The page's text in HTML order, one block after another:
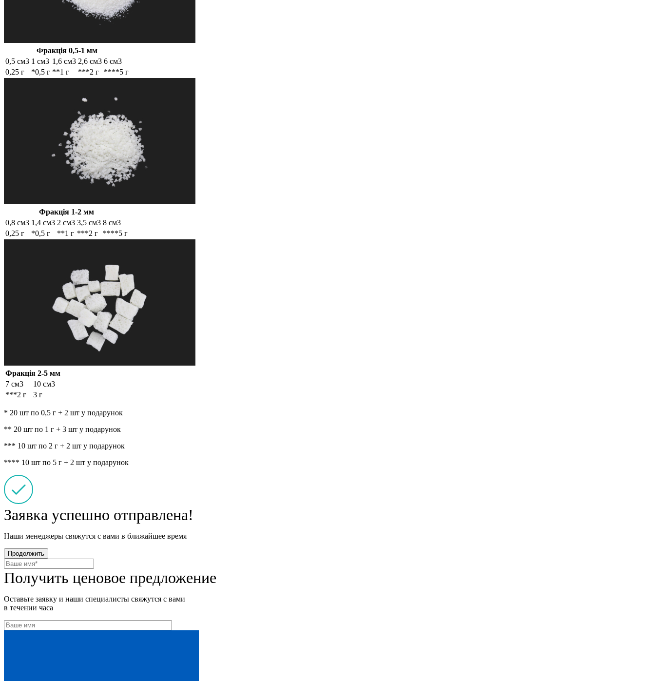
Фракція 0,5-1 мм
0,5 см3 1 см3 1,6 см3 2,6 см3 6 см3
0,25 г
*0,5 г **1 г ***2 г ****5 г
Фракція 1-2 мм
0,8 см3 1,4 см3 2 см3 3,5 см3 8 см3
0,25 г
*0,5 г **1 г ***2 г ****5 г
Фракція 2-5 мм
7 см3
10 см3
***2 г
3 г
* 20 шт по 0,5 г + 2 шт у подарунок
** 20 шт по 1 г + 3 шт у подарунок
*** 10 шт по 2 г + 2 шт у подарунок
**** 10 шт по 5 г + 2 шт у подарунок
Заявка успешно отправлена!
Наши менеджеры свяжутся с вами в ближайшее время
Продолжить
Получить ценовое предложение
Оставьте заявку и наши специалисты свяжутся с вами
в течении часа